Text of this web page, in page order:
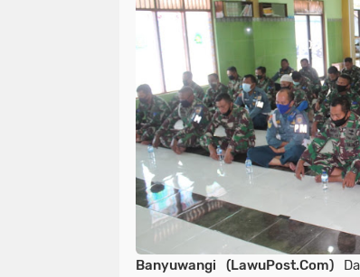
Banyuwangi (LawuPost.Com)